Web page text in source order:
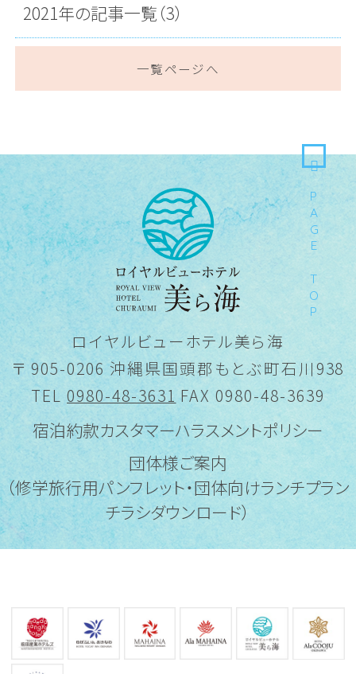
2021年の記事一覧（3）
一覧ページへ
PAGE TOP
ロイヤルビューホテル美ら海
〒 905-0206 沖縄県国頭郡もとぶ町石川938
TEL0980-48-3631 FAX 0980-48-3639
宿泊約款カスタマーハラスメントポリシー
団体様ご案内
（修学旅行用パンフレット・団体向けランチプラン
チラシダウンロード）